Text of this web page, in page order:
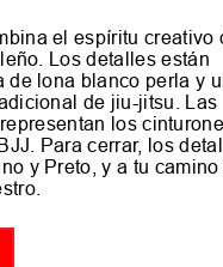
el espíritu creativo
Los detalles están
de lona blanco perla y
de jiu-jitsu. Las
los
Para cerrar, los
y Preto, y a tu camino